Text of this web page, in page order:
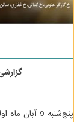
پنج‌شنبه 9